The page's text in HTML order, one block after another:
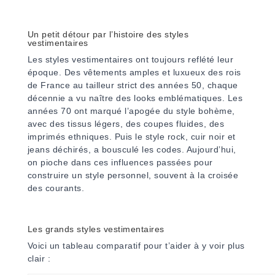
Un petit détour par l’histoire des styles
vestimentaires
Les styles vestimentaires ont toujours reflété leur
époque. Des vêtements amples et luxueux des rois
de France au tailleur strict des années 50, chaque
décennie a vu naître des looks emblématiques. Les
années 70 ont marqué l’apogée du style bohème,
avec des tissus légers, des coupes fluides, des
imprimés ethniques. Puis le style rock, cuir noir et
jeans déchirés, a bousculé les codes. Aujourd’hui,
on pioche dans ces influences passées pour
construire un style personnel, souvent à la croisée
des courants.
Les grands styles vestimentaires
Voici un tableau comparatif pour t’aider à y voir plus
clair :